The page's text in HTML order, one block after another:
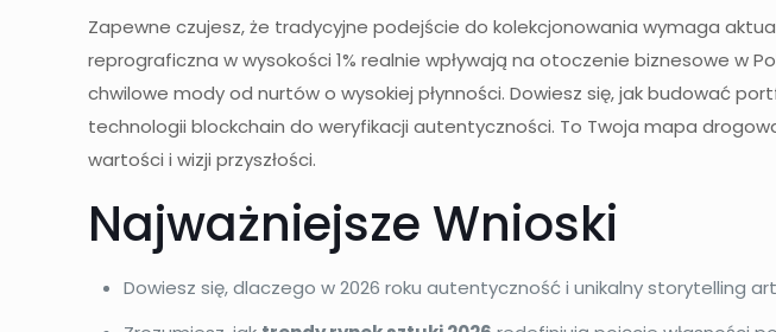
Zapewne czujesz, że tradycyjne podejście do kolekcjonowania wymaga
reprograficzna w wysokości 1% realnie wpływają na otoczenie biznesowe w
chwilowe mody od nurtów o wysokiej płynności. Dowiesz się, jak budować
technologii blockchain do weryfikacji autentyczności. To Twoja mapa
wartości i wizji przyszłości.
Najważniejsze Wnioski
Dowiesz się, dlaczego w 2026 roku autentyczność i unikalny storytelling